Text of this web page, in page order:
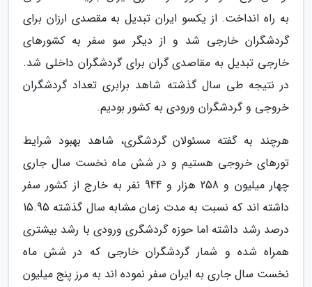
به راه انداخت. از یکسو ایران تبدیل به مقصدی ارزان برای
گردشگران خارجی شد و از دیگر سو سفر به کشورهای
خارجی تبدیل به مقاصدی گران برای گردشگران داخلی شد.
در نتیجه طی سال گذشته شاهد برابری تعداد گردشگران
خروجی و گردشگران ورودی به کشور بودیم.
هرچند به گفته مسئولان گردشگری، شاهد بهبود شرایط
تورهای خروجی هستیم و در شش ماه نخست سال جاری
چهار میلیون و 258 هزار و 944 نفر به خارج از کشور سفر
داشته اند که نسبت به مدت زمان مشابه سال گذشته 15.95
درصد رشد داشته اما حوزه گردشگری ورودی با رشد بیشتری
همراه شده و شمار گردشگران خارجی که در شش ماه
نخست سال جاری به ایران سفر نموده اند به مرز پنج میلیون